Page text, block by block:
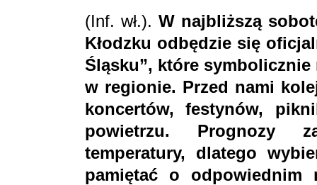
(Inf. wł.). W najbliższą
Kłodzku odbędzie się
Śląsku”, które
w regionie. Przed nami
koncertów, festynów,
powietrzu. Prognozy
temperatury, dlatego
pamiętać o odpowiednim